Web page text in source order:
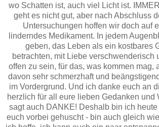
wo Schatten ist, auch viel Licht ist.
geht es nicht gut, aber nach Abschluss
Untersuchungen hoffen wir doch auf
linderndes Medikament. In jedem
geben, das Leben als ein kostbares
betrachten, mit Liebe verschwenderisch
offen zu sein, für das, was kommen mag,
davon sehr schmerzhaft und
im Vordergrund. Und ich danke euch an
herzlich für all eure lieben Gedanken und
sagt auch DANKE! Deshalb bin ich
euch vorbei gehuscht - bin auch gleich